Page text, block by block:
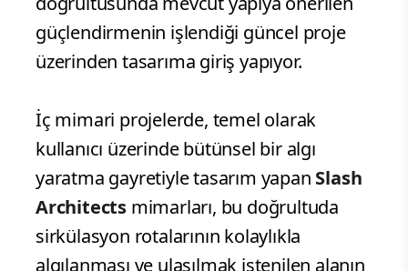
güçlendirmenin işlendiği güncel proje
üzerinden tasarıma giriş yapıyor.
İç mimari projelerde, temel olarak
kullanıcı üzerinde bütünsel bir algı
yaratma gayretiyle tasarım yapan Slash
Architects mimarları, bu doğrultuda
sirkülasyon rotalarının kolaylıkla
algılanması ve ulaşılmak istenilen alanın